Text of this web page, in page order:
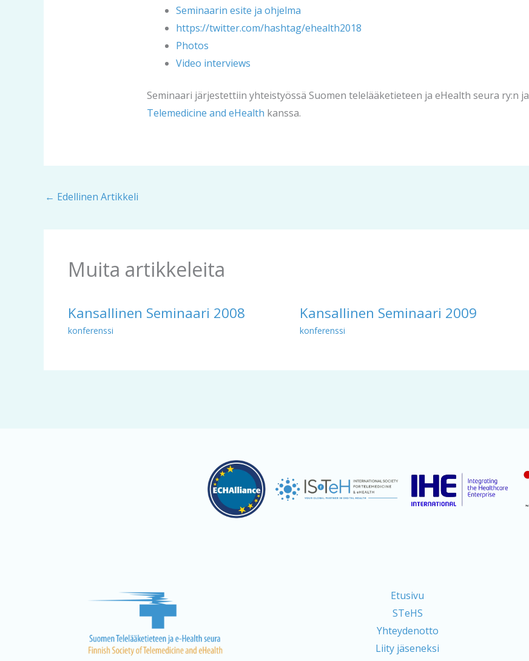
Seminaarin esite ja ohjelma
https://twitter.com/hashtag/ehealth2018
Photos
Video interviews
Seminaari järjestettiin yhteistyössä Suomen telelääketieteen ja eHealth seura ry:n ja
Telemedicine and eHealth kanssa.
← Edellinen Artikkeli
Muita artikkeleita
Kansallinen Seminaari 2008
konferenssi
Kansallinen Seminaari 2009
konferenssi
Etusivu
STeHS
Yhteydenotto
Liity jäseneksi